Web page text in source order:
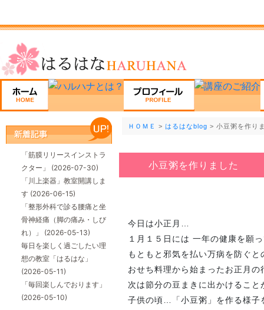
ＨＯＭＥ > はるはなblog > 小豆粥を作り
小豆粥を作りました
今日は小正月…
１月１５日には 一年の健康を願
もともと邪気を払い万病を防ぐ
おせち料理から始まったお正月
次は節分の豆まきに出かけること
子供の頃…「小豆粥」を作る様子
「筋膜リリースインストラ
クター」 (2026-07-30)
「川上楽器」教室開講しま
す (2026-06-15)
「整形外科で診る腰痛と坐
骨神経痛（脚の痛み・しび
れ）」 (2026-05-13)
毎日を楽しく過ごしたい理
想の教室「はるはな」
(2026-05-11)
「毎回楽しんでおります」
(2026-05-10)